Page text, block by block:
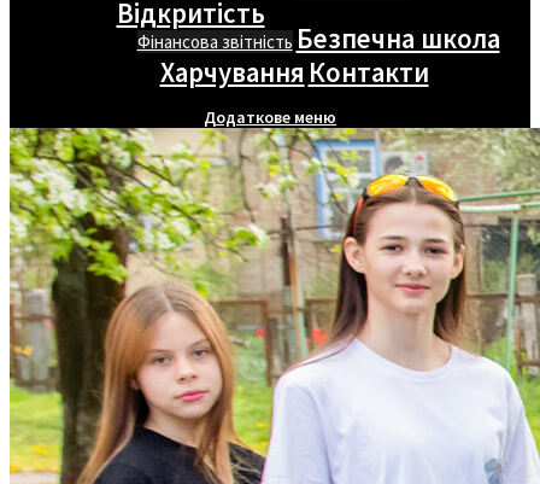
Відкритість
Фінансова звітність Безпечна школа
Харчування Контакти
Додаткове меню